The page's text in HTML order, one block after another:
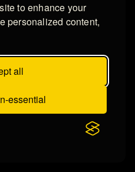
to enhance your
personalized content,
all
essential